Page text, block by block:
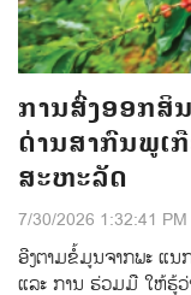
ການສົ່ງອອກສິ
ດ່ານສາກົນພູເ
ສະຫະລັດ
7/30/2026 1:32:41 PM
ອີງຕາມຂໍ້ມູນຈາກພະ ແນ
ແລະ ການ ຮ່ວມມື ໃຫ້ຮູ້ວ່